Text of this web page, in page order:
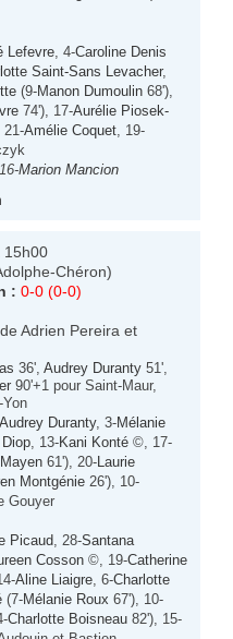
Lefevre , 4-Caroline Denis
Saint-Sans Levacher,
(9-Manon Dumoulin 68'),
74'), 17-Aurélie Piosek-
, 21-Amélie Coquet , 19-
16-Marion Mancion
15h00
Chéron)
: 0-0 (0-0)
Adrien Pereira et
36', Audrey Duranty 51',
90'+1 pour Saint-Maur,
Audrey Duranty, 3-Mélanie
, 13-Kani Konté ©, 17-
61'), 20- Laurie
Montgénie 26'), 10-
Gouyer
Picaud , 28-Santana
Cosson ©, 19-Catherine
Aline Liaigre , 6-Charlotte
(7-Mélanie Roux 67'), 10-
Charlotte Boisneau 82'), 15-